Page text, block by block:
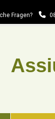
Fragen?